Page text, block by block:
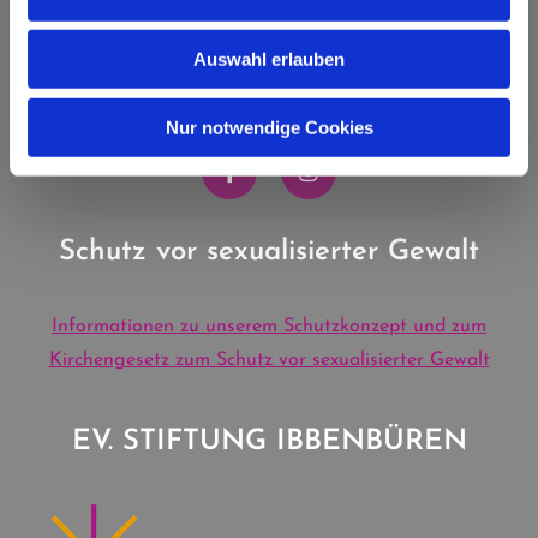
Auswahl erlauben
Nur notwendige Cookies
IBBENBÜREN
Schutz vor sexualisierter Gewalt
Informationen zu unserem Schutzkonzept und zum
Kirchengesetz zum Schutz vor sexualisierter Gewalt
EV. STIFTUNG IBBENBÜREN